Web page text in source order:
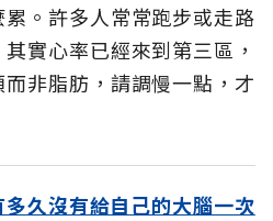
。許多人常常跑步或走路
實心率已經來到第三區，
非脂肪，請調慢一點，才
久沒有給自己的大腦一次